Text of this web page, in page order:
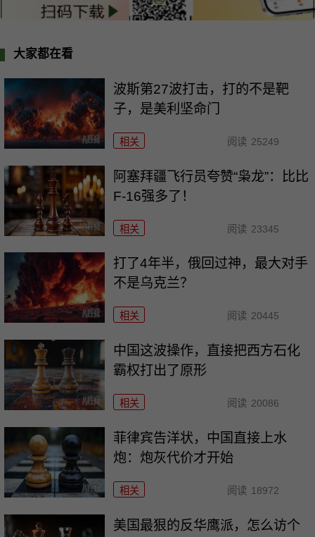
大家都在看
波斯第27波打击，打的不是靶
子，是美利坚命门
相关 阅读 25249
阿塞拜疆飞行员夸赞“枭龙”：比比
F-16强多了！
相关 阅读 23345
打了4年半，俄回过神，最大对手
不是乌克兰？
相关 阅读 20445
中国这波操作，直接把西方石化
霸权打出了原形
相关 阅读 20086
菲律宾告洋状，中国直接上水
炮：炮灰代价才开始
相关 阅读 18972
美国最狠的反华鹰派，怎么访个